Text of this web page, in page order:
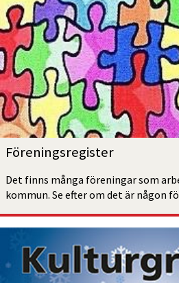
Förenings­register
Det finns många föreningar som
kommun. Se efter om det är någon